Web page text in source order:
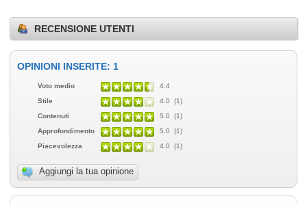
RECENSIONE UTENTI
OPINIONI INSERITE: 1
Voto medio
4.4
Stile
4.0 (1)
Contenuti
5.0 (1)
Approfondimento
5.0 (1)
Piacevolezza
4.0 (1)
Aggiungi la tua opinione